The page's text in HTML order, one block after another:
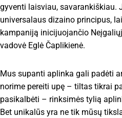
gyventi laisviau, savarankiškiau.
universalaus dizaino principus,
kampaniją inicijuojančio
vadovė Eglė Čaplikienė.
Mus supanti aplinka gali padėti
norime pereiti upę – tiltas tikrai
pasikalbėti – rinksimės tylią
Bet unikalūs yra ne tik mūsų